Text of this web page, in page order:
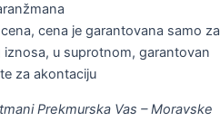
cena je garantovana samo za
u suprotnom, garantovan
za akontaciju
Prekmurska Vas – Moravske